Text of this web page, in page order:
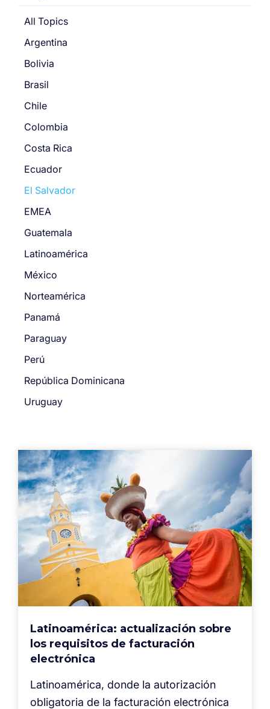
All Topics
Argentina
Bolivia
Brasil
Chile
Colombia
Costa Rica
Ecuador
El Salvador
EMEA
Guatemala
Latinoamérica
México
Norteamérica
Panamá
Paraguay
Perú
República Dominicana
Uruguay
Latinoamérica: actualización sobre
los requisitos de facturación
electrónica
Latinoamérica, donde la autorización
obligatoria de la facturación electrónica